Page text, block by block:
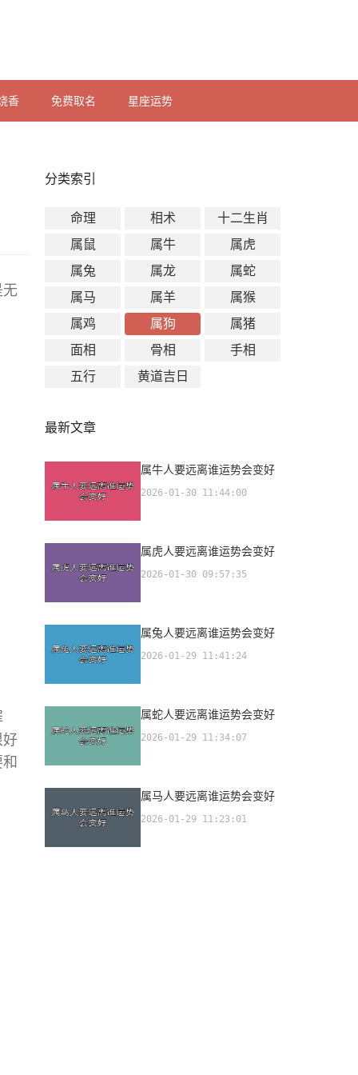
香 免费取名 星座运势
好
分类索引
命理 相术
十二生肖
属鼠
属牛
属虎
属兔
属龙
属蛇
属马
属羊
属猴
属鸡
属狗
属猪
面相
骨相
手相
五行
黄道吉日
最新文章
属牛人要远离谁运势会变好
2026-01-30 11:44:00
属虎人要远离谁运势会变好
2026-01-30 09:57:35
属兔人要远离谁运势会变好
2026-01-29 11:41:24
属蛇人要远离谁运势会变好
2026-01-29 11:34:07
属马人要远离谁运势会变好
2026-01-29 11:23:01